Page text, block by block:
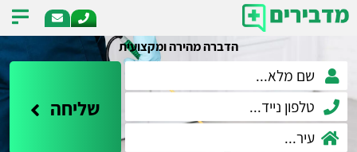
הדברה מהירה ומקצועית
שליחה